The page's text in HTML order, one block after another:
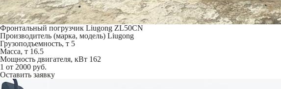
Фронтальный погрузчик Liugong ZL50CN
Производитель (марка, модель) Liugong
Грузоподъемность, т 5
Масса, т 16.5
Мощность двигателя, кВт 162
1 от 2000 руб.
Оставить заявку